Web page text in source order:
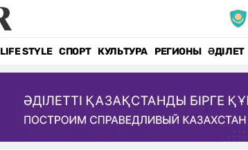
LIFE STYLE СПОРТ КУЛЬТУРА РЕГИОНЫ ӘДІЛЕТ